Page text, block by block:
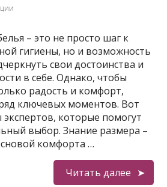
– это не просто шаг к
гигиены, но и возможность
свои достоинства и
в себе. Однако, чтобы
радость и комфорт,
ключевых моментов. Вот
которые помогут
выбор. Знание размера –
комфорта …
Читать далее